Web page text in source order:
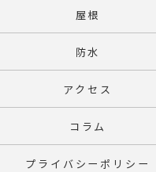
屋根
防水
アクセス
コラム
プライバシーポリシー